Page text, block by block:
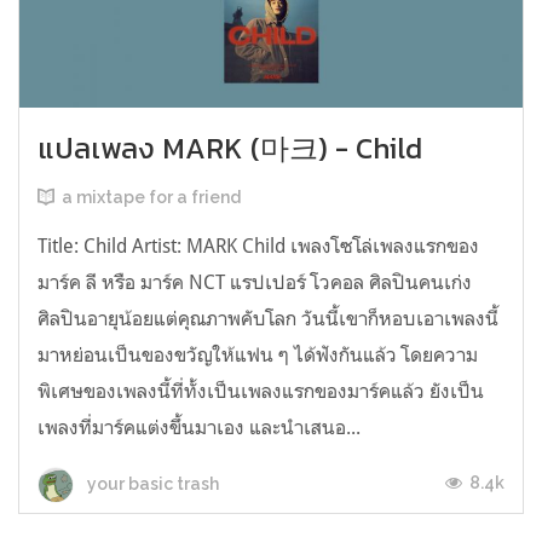
แปลเพลง MARK (마크) - Child
a mixtape for a friend
Title: Child Artist: MARK Child เพลงโซโล่เพลงแรกของ
มาร์ค ลี หรือ มาร์ค NCT แรปเปอร์ โวคอล ศิลปินคนเก่ง
ศิลปินอายุน้อยแต่คุณภาพคับโลก วันนี้เขาก็หอบเอาเพลงนี้
มาหย่อนเป็นของขวัญให้แฟน ๆ ได้ฟังกันแล้ว โดยความ
พิเศษของเพลงนี้ที่ทั้งเป็นเพลงแรกของมาร์คแล้ว ยังเป็น
เพลงที่มาร์คแต่งขึ้นมาเอง และนำเสนอ...
your basic trash 8.4k